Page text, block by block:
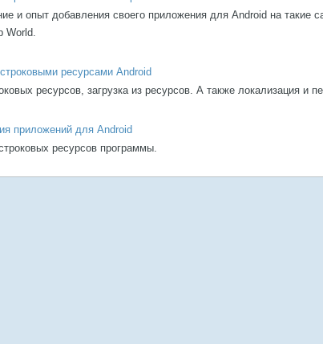
и опыт добавления своего приложения для Android на такие
World.
ресурсами Android
ресурсов, загрузка из ресурсов. А также локализация и
приложений для Android
ресурсов программы.